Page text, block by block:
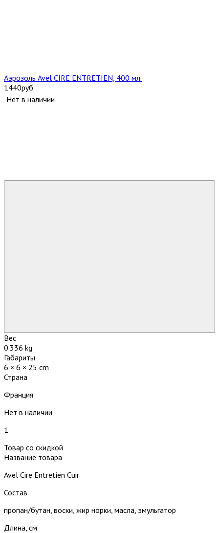
Аэрозоль Avel CIRE ENTRETIEN, 400 мл.
1440руб
Нет в наличии
Вес
0.336 kg
Габариты
6 × 6 × 25 cm
Страна
Франция
Нет в наличии
1
Товар со скидкой
Название товара
Avel Cire Entretien Cuir
Состав
пропан/бутан, воски, жир норки, масла, эмульгатор
Длина, см